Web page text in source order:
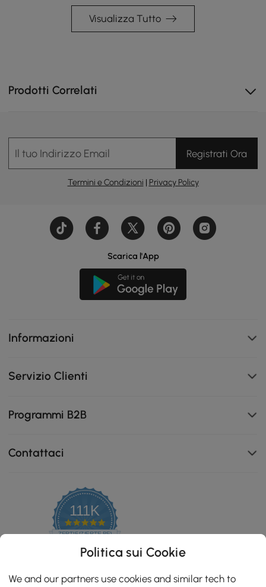
Visualizza Tutto
Prodotti Correlati
Il tuo Indirizzo Email Registrati Ora
Termini e Condizioni | Privacy Policy
Scarica l'App
Informazioni
Servizio Clienti
Programmi B2B
Contattaci
111K
4.8
star
ZERTIFIZIERTE BEWERTUNGEN
Politica sui Cookie
We and our partners use cookies and similar tech to